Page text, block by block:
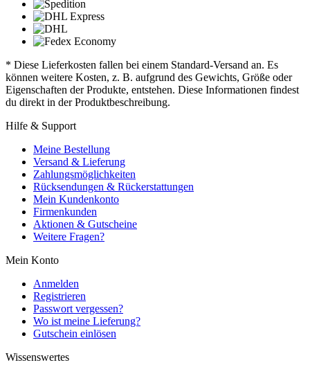
* Diese Lieferkosten fallen bei einem Standard-Versand an. Es
können weitere Kosten, z. B. aufgrund des Gewichts, Größe oder
Eigenschaften der Produkte, entstehen. Diese Informationen findest
du direkt in der Produktbeschreibung.
Hilfe & Support
Meine Bestellung
Versand & Lieferung
Zahlungsmöglichkeiten
Rücksendungen & Rückerstattungen
Mein Kundenkonto
Firmenkunden
Aktionen & Gutscheine
Weitere Fragen?
Mein Konto
Anmelden
Registrieren
Passwort vergessen?
Wo ist meine Lieferung?
Gutschein einlösen
Wissenswertes